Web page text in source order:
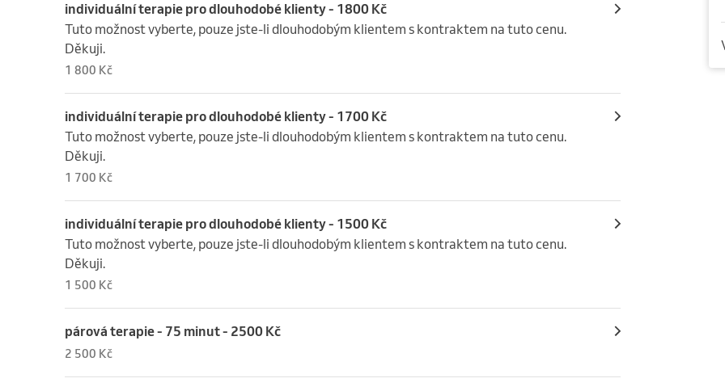
individuální terapie pro dlouhodobé klienty - 1800 Kč
Tuto možnost vyberte, pouze jste-li dlouhodobým klientem s kontraktem na tuto cenu.
Děkuji.
1 800 Kč
individuální terapie pro dlouhodobé klienty - 1700 Kč
Tuto možnost vyberte, pouze jste-li dlouhodobým klientem s kontraktem na tuto cenu.
Děkuji.
1 700 Kč
individuální terapie pro dlouhodobé klienty - 1500 Kč
Tuto možnost vyberte, pouze jste-li dlouhodobým klientem s kontraktem na tuto cenu.
Děkuji.
1 500 Kč
párová terapie - 75 minut - 2500 Kč
2 500 Kč